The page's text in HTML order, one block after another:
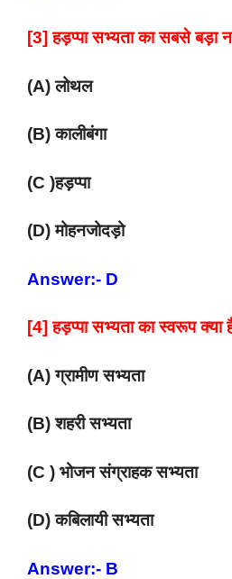
[3] हड़प्पा सभ्यता का सबसे बड़ा
(A) लोथल
(B) कालीबंगा
(C )हड़प्पा
(D) मोहनजोदड़ो
Answer:- D
[4] हड़प्पा सभ्यता का स्वरूप क्या
(A) ग्रामीण सभ्यता
(B) शहरी सभ्यता
(C ) भोजन संग्राहक सभ्यता
(D) कबिलायी सभ्यता
Answer:- B